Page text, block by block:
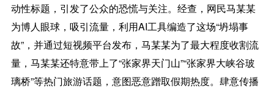
动性标题，引发了公众的恐慌与关注。经查，网民马某某
为博人眼球，吸引流量，利用AI工具编造了这场“坍塌事
故”，并通过短视频平台发布，马某某为了最大程度收割流
量，马某某还特意带上了“张家界天门山”“张家界大峡谷玻
璃桥”等热门旅游话题，意图恶意蹭取假期热度。肆意传播